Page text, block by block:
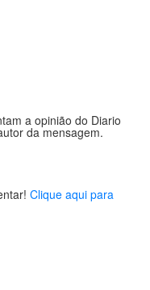
a opinião do Diario
da mensagem.
Clique aqui para